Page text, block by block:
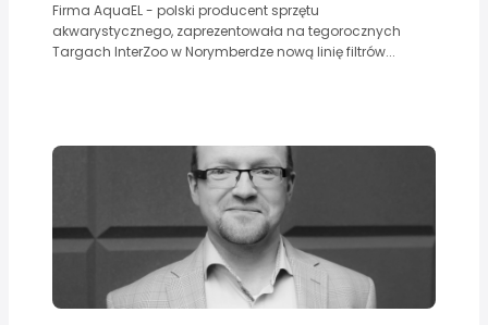
Firma AquaEL - polski producent sprzętu
akwarystycznego, zaprezentowała na tegorocznych
Targach InterZoo w Norymberdze nową linię filtrów...